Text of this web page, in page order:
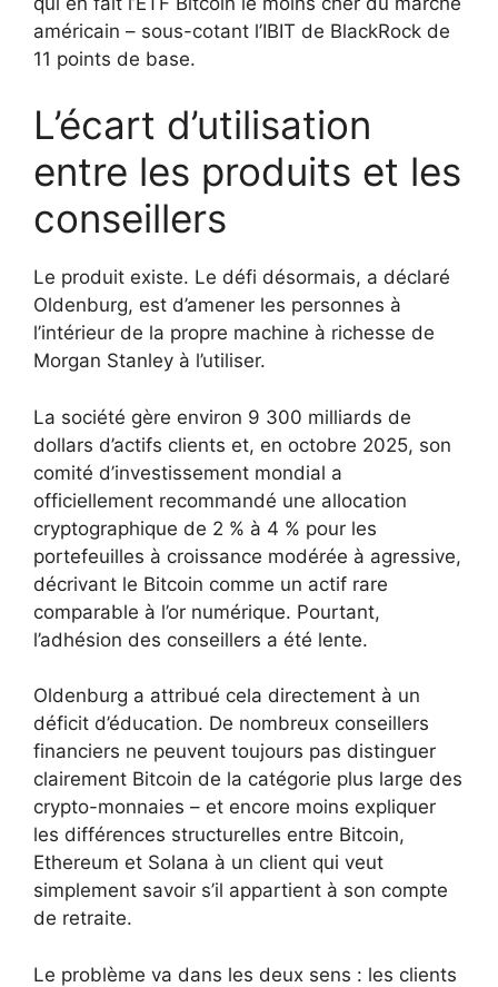
américain – sous-cotant l’IBIT de BlackRock de
11 points de base.
L’écart d’utilisation
entre les produits et les
conseillers
Le produit existe. Le défi désormais, a déclaré
Oldenburg, est d’amener les personnes à
l’intérieur de la propre machine à richesse de
Morgan Stanley à l’utiliser.
La société gère environ 9 300 milliards de
dollars d’actifs clients et, en octobre 2025, son
comité d’investissement mondial a
officiellement recommandé une allocation
cryptographique de 2 % à 4 % pour les
portefeuilles à croissance modérée à agressive,
décrivant le Bitcoin comme un actif rare
comparable à l’or numérique. Pourtant,
l’adhésion des conseillers a été lente.
Oldenburg a attribué cela directement à un
déficit d’éducation. De nombreux conseillers
financiers ne peuvent toujours pas distinguer
clairement Bitcoin de la catégorie plus large des
crypto-monnaies – et encore moins expliquer
les différences structurelles entre Bitcoin,
Ethereum et Solana à un client qui veut
simplement savoir s’il appartient à son compte
de retraite.
Le problème va dans les deux sens : les clients